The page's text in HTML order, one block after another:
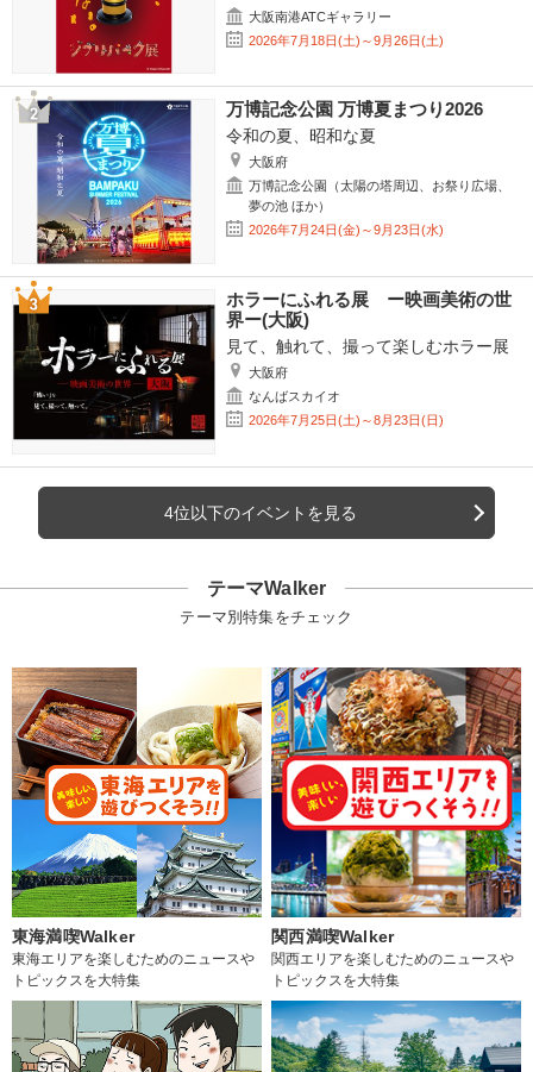
大阪南港ATCギャラリー
2026年7月18日(土)～9月26日(土)
万博記念公園 万博夏まつり2026
令和の夏、昭和な夏
大阪府
万博記念公園（太陽の塔周辺、お祭り広場、
夢の池 ほか）
2026年7月24日(金)～9月23日(水)
ホラーにふれる展 ー映画美術の世
界ー(大阪)
見て、触れて、撮って楽しむホラー展
大阪府
なんばスカイオ
2026年7月25日(土)～8月23日(日)
4位以下のイベントを見る
テーマWalker
テーマ別特集をチェック
東海満喫Walker
東海エリアを楽しむためのニュースや
トピックスを大特集
関西満喫Walker
関西エリアを楽しむためのニュースや
トピックスを大特集